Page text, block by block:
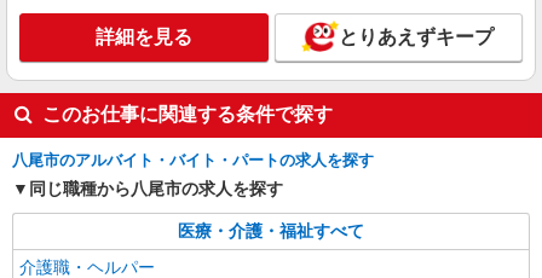
キープ 詳細を見る
派遣社員
株式会社kotrio /●OS-H2-2067945
八尾駅｜まずは送迎業務で活躍しよう◎デイサ
ービスSTAFF
時給1550円〜2187円 ＜日払い有/週払い有/交
通費全支給(ガソリン代含む)＞
八尾市
詳細を見る とりあえずキープ
このお仕事に関連する条件で探す
八尾市のアルバイト・バイト・パートの求人を探す
同じ職種から八尾市の求人を探す
医療・介護・福祉すべて
介護職・ヘルパー